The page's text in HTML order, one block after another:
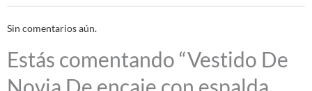
Sin comentarios aún.
Estás comentando “Vestido De